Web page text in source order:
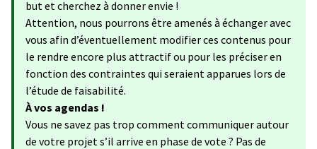
but et cherchez à donner envie !
Attention, nous pourrons être amenés à échanger avec
vous afin d’éventuellement modifier ces contenus pour
le rendre encore plus attractif ou pour les préciser en
fonction des contraintes qui seraient apparues lors de
l’étude de faisabilité.
À vos agendas !
Vous ne savez pas trop comment communiquer autour
de votre projet s’il arrive en phase de vote ? Pas de